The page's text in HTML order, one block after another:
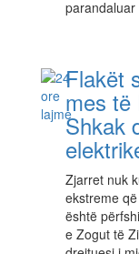
Flakët
mes të
Shkak
Zjarret nuk
ekstreme
është
e Zogut të